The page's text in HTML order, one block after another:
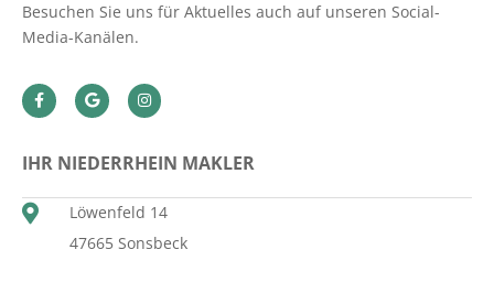
Besuchen Sie uns für Aktuelles auch auf unseren Social-
Media-Kanälen.
IHR NIEDERRHEIN MAKLER
Löwenfeld 14
47665 Sonsbeck